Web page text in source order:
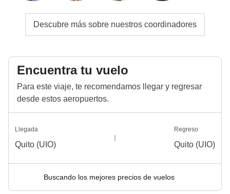
Descubre más sobre nuestros coordinadores
Encuentra tu vuelo
Para este viaje, te recomendamos llegar y regresar
desde estos aeropuertos.
Llegada
Quito (UIO)
Regreso
Quito (UIO)
Buscando los mejores precios de vuelos